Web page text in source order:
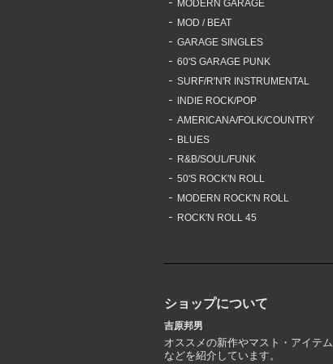
MODERN GARAGE
MOD / BEAT
GARAGE SINGLES
60'S GARAGE PUNK
SURF/R'N'R INSTRUMENTAL
INDIE ROCK/POP
AMERICANA/FOLK/COUNTRY
BLUES
R&B/SOUL/FUNK
50'S ROCK'N ROLL
MODERN ROCK'N ROLL
ROCK'N ROLL 45
ショップについて
吉原邦男
オススメの新作やマスト・アイテム
などを紹介しています。